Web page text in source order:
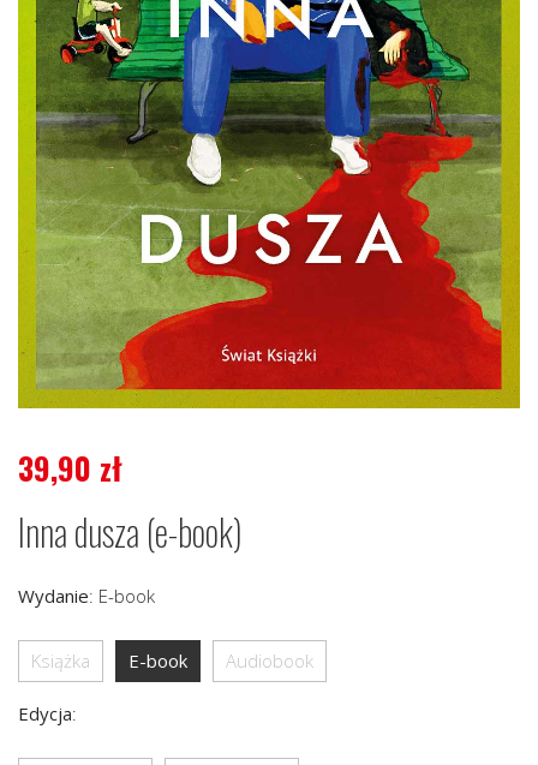
39,90 zł
Inna dusza (e-book)
Wydanie: E-book
Książka E-book Audiobook
Edycja: